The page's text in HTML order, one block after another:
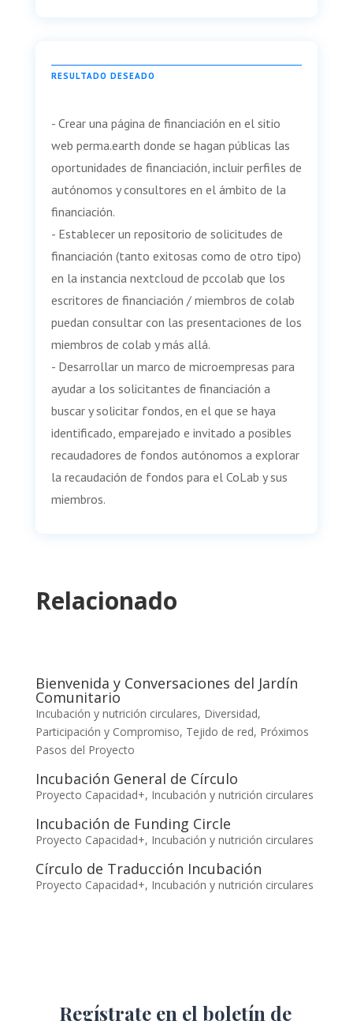
RESULTADO DESEADO
- Crear una página de financiación en el sitio
web perma.earth donde se hagan públicas las
oportunidades de financiación, incluir perfiles de
autónomos y consultores en el ámbito de la
financiación.
- Establecer un repositorio de solicitudes de
financiación (tanto exitosas como de otro tipo)
en la instancia nextcloud de pccolab que los
escritores de financiación / miembros de colab
puedan consultar con las presentaciones de los
miembros de colab y más allá.
- Desarrollar un marco de microempresas para
ayudar a los solicitantes de financiación a
buscar y solicitar fondos, en el que se haya
identificado, emparejado e invitado a posibles
recaudadores de fondos autónomos a explorar
la recaudación de fondos para el CoLab y sus
miembros.
Relacionado
Bienvenida y Conversaciones del Jardín
Comunitario
Incubación y nutrición circulares, Diversidad,
Participación y Compromiso, Tejido de red, Próximos
Pasos del Proyecto
Incubación General de Círculo
Proyecto Capacidad+, Incubación y nutrición circulares
Incubación de Funding Circle
Proyecto Capacidad+, Incubación y nutrición circulares
Círculo de Traducción Incubación
Proyecto Capacidad+, Incubación y nutrición circulares
Regístrate en el boletín de